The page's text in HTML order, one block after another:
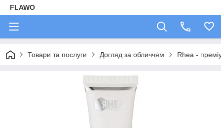
FLAWO
Товари та послуги Догляд за обличчям Rhea -